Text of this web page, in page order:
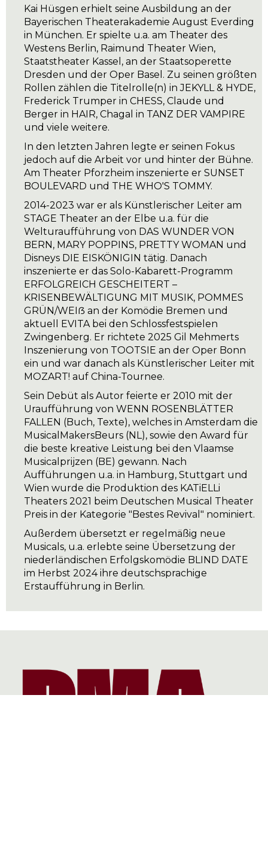
Kai Hüsgen erhielt seine Ausbildung an der
Bayerischen Theaterakademie August Everding
in München. Er spielte u.a. am Theater des
Westens Berlin, Raimund Theater Wien,
Staatstheater Kassel, an der Staatsoperette
Dresden und der Oper Basel. Zu seinen größten
Rollen zählen die Titelrolle(n) in JEKYLL & HYDE,
Frederick Trumper in CHESS, Claude und
Berger in HAIR, Chagal in TANZ DER VAMPIRE
und viele weitere.
In den letzten Jahren legte er seinen Fokus
jedoch auf die Arbeit vor und hinter der Bühne.
Am Theater Pforzheim inszenierte er SUNSET
BOULEVARD und THE WHO'S TOMMY.
2014-2023 war er als Künstlerischer Leiter am
STAGE Theater an der Elbe u.a. für die
Welturaufführung von DAS WUNDER VON
BERN, MARY POPPINS, PRETTY WOMAN und
Disneys DIE EISKÖNIGIN tätig. Danach
inszenierte er das Solo-Kabarett-Programm
ERFOLGREICH GESCHEITERT –
KRISENBEWÄLTIGUNG MIT MUSIK, POMMES
GRÜN/WEIẞ an der Komödie Bremen und
aktuell EVITA bei den Schlossfestspielen
Zwingenberg. Er richtete 2025 Gil Mehmerts
Inszenierung von TOOTSIE an der Oper Bonn
ein und war danach als Künstlerischer Leiter mit
MOZART! auf China-Tournee.
Sein Debüt als Autor feierte er 2010 mit der
Uraufführung von WENN ROSENBLÄTTER
FALLEN (Buch, Texte), welches in Amsterdam die
MusicalMakersBeurs (NL), sowie den Award für
die beste kreative Leistung bei den Vlaamse
Musicalprijzen (BE) gewann. Nach
Aufführungen u.a. in Hamburg, Stuttgart und
Wien wurde die Produktion des KATiELLi
Theaters 2021 beim Deutschen Musical Theater
Preis in der Kategorie "Bestes Revival" nominiert.
Außerdem übersetzt er regelmäßig neue
Musicals, u.a. erlebte seine Übersetzung der
niederländischen Erfolgskomödie BLIND DATE
im Herbst 2024 ihre deutschsprachige
Erstaufführung in Berlin.